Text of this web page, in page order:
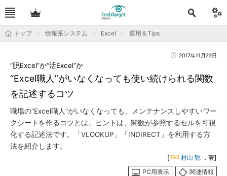
トップ 情報系システム Excel 運用＆Tips
2017年11月22日
“Excel職人”がいなくなっても使い続けられる関数
を記述するコツ
“脱Excel”か“活Excel”か
職場の“Excel職人”がいなくなっても、メンテナンスしやすいワー
クシートを作るコツとは。ヒントは、関数が参照するセルを可視
化する記述法です。「VLOOKUP」「INDIRECT」を利用する方
法を紹介します。
[ 村山 聡 ，著]
PC用表示
関連情報